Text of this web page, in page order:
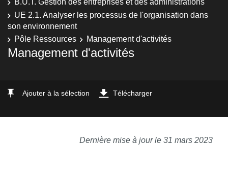
B.U.T. Gestion des entreprises et des administrations
UE 2.1. Analyser les processus de l'organisation dans
son environnement
Pôle Ressources
Management d'activités
Management d'activités
Ajouter à la sélection Télécharger
Dernière mise à jour le 31 mars 2023